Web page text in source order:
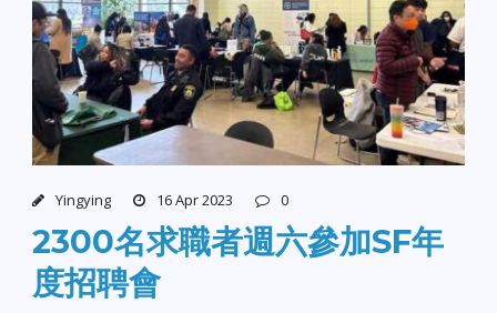
Yingying 16 Apr 2023 0
2300名求職者週六參加SF年
度招聘會